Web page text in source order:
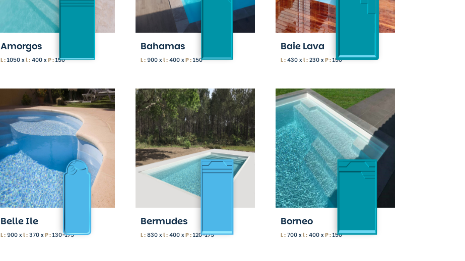
Amorgos
L :1050 xl :400 xP :150
Bahamas
L :900 xl :400 xP :150
Baie Lava
L :430 xl :230 xP :150
Belle Ile
L :900 xl :370 xP :130-175
Bermudes
L :830 xl :400 xP :120-175
Borneo
L :700 xl :400 xP :150